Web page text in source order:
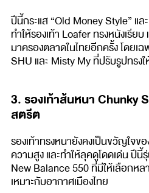
ปีนี้กระแส “Old Money Style” แล
ทำให้รองเท้า Loafer ทรงหนังเรี
มาครองตลาดในไทยอีกครั้ง โดยเ
SHU และ Misty My ที่ปรับรูปทรงใ
3. รองเท้าส้นหนา Chunky
สตรีต
รองเท้าทรงหนายังคงเป็นขวัญใจข
ความสูง และทำให้ลุคดูโดดเด่น ปี
New Balance 550 ที่มีให้เลือกห
เหมาะกับอากาศเมืองไทย